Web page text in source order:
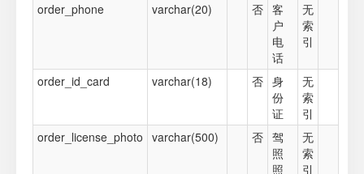
order_phone varchar(20) 否 客
户
电
话
无
索
引
order_id_card varchar(18) 否 身
份
证
无
索
引
order_license_photo varchar(500) 否 驾
照
照
无
索
引